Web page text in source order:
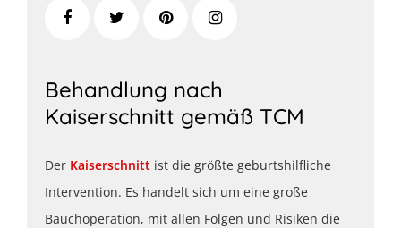
Behandlung nach
Kaiserschnitt gemäß TCM
Der Kaiserschnitt ist die größte geburtshilfliche
Intervention. Es handelt sich um eine große
Bauchoperation, mit allen Folgen und Risiken die